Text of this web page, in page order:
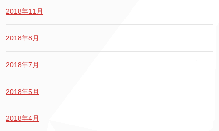
2018年11月
2018年8月
2018年7月
2018年5月
2018年4月